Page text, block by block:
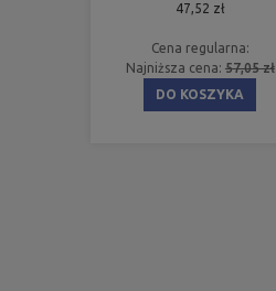
47,52 zł
Cena regularna:
Najniższa cena: 57,05 zł
DO KOSZYKA